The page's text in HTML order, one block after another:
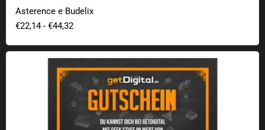
Asterence e Budelix
€22,14- €44,32